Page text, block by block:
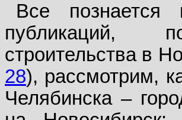
Все познается
публикаций,
строительства в
28), рассмотрим,
Челябинска –